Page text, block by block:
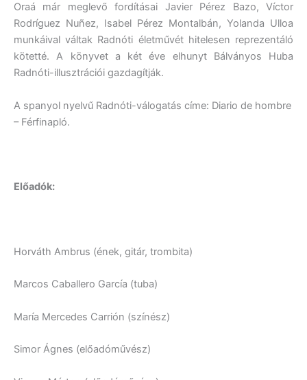
Oraá már meglevő fordításai Javier Pérez Bazo, Víctor
Rodríguez Nuñez, Isabel Pérez Montalbán, Yolanda Ulloa
munkáival váltak Radnóti életművét hitelesen reprezentáló
kötetté. A könyvet a két éve elhunyt Bálványos Huba
Radnóti-illusztrációi gazdagítják.
A spanyol nyelvű Radnóti-válogatás címe: Diario de hombre
– Férfinapló.
Előadók:
Horváth Ambrus (ének, gitár, trombita)
Marcos Caballero García (tuba)
María Mercedes Carrión (színész)
Simor Ágnes (előadóművész)